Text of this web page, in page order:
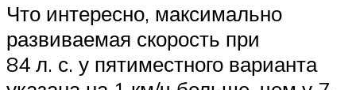
Что интересно, максимально
развиваемая скорость при
84 л. с. у пятиместного варианта